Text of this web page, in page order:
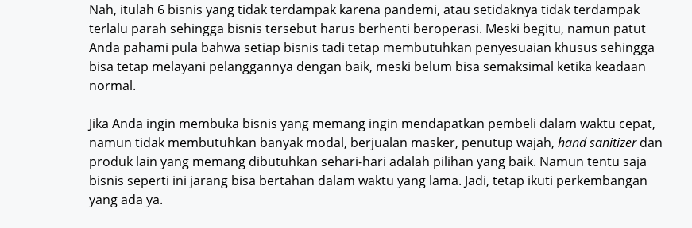
Nah, itulah 6 bisnis yang tidak terdampak karena pandemi, atau setidaknya tidak terdampak
terlalu parah sehingga bisnis tersebut harus berhenti beroperasi. Meski begitu, namun patut
Anda pahami pula bahwa setiap bisnis tadi tetap membutuhkan penyesuaian khusus sehingga
bisa tetap melayani pelanggannya dengan baik, meski belum bisa semaksimal ketika keadaan
normal.
Jika Anda ingin membuka bisnis yang memang ingin mendapatkan pembeli dalam waktu cepat,
namun tidak membutuhkan banyak modal, berjualan masker, penutup wajah, hand sanitizerdan
produk lain yang memang dibutuhkan sehari-hari adalah pilihan yang baik. Namun tentu saja
bisnis seperti ini jarang bisa bertahan dalam waktu yang lama. Jadi, tetap ikuti perkembangan
yang ada ya.